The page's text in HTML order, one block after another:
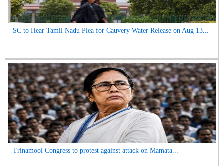
SC to Hear Tamil Nadu Plea for Cauvery Water Release on Aug 13...
Trinamool Congress to protest against attack on Mamata...